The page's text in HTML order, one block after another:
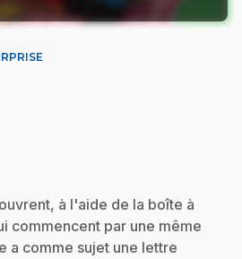
à l'aide de la boîte à
commencent par une même
a comme sujet une lettre